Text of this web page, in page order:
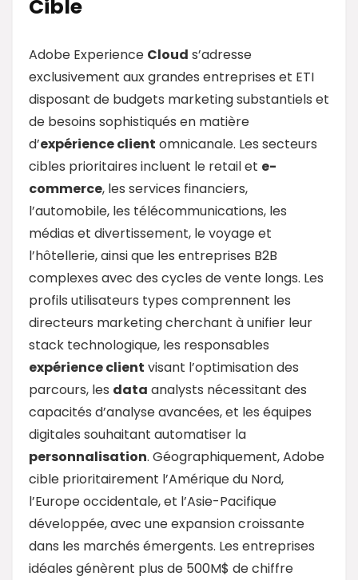
Cible
Adobe Experience Cloud s’adresse
exclusivement aux grandes entreprises et ETI
disposant de budgets marketing substantiels et
de besoins sophistiqués en matière
d’expérience client omnicanale. Les secteurs
cibles prioritaires incluent le retail et e-
commerce, les services financiers,
l’automobile, les télécommunications, les
médias et divertissement, le voyage et
l’hôtellerie, ainsi que les entreprises B2B
complexes avec des cycles de vente longs. Les
profils utilisateurs types comprennent les
directeurs marketing cherchant à unifier leur
stack technologique, les responsables
expérience client visant l’optimisation des
parcours, les data analysts nécessitant des
capacités d’analyse avancées, et les équipes
digitales souhaitant automatiser la
personnalisation. Géographiquement, Adobe
cible prioritairement l’Amérique du Nord,
l’Europe occidentale, et l’Asie-Pacifique
développée, avec une expansion croissante
dans les marchés émergents. Les entreprises
idéales génèrent plus de 500M$ de chiffre